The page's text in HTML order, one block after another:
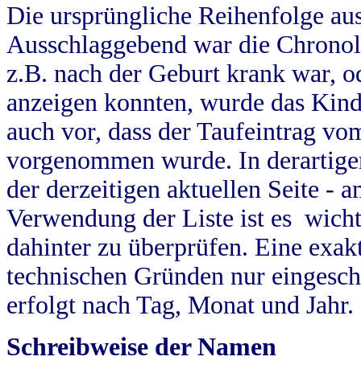
Die ursprüngliche Reihenfolge
Ausschlaggebend war die
z.B. nach der Geburt krank war,
anzeigen konnten, wurde das
auch vor, dass der Taufeintrag
vorgenommen wurde. In
der derzeitigen aktuellen Seite -
Verwendung der Liste ist es
dahinter zu überprüfen. Eine
technischen Gründen nur
erfolgt nach Tag, Monat und Jahr.
Schreibweise der Namen